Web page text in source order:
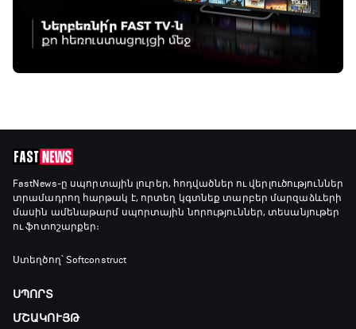
FastNews-ը սպորտային լուրեր, հոդվածներ ու վերլուծություններ
տրամադրող հարթակ է, որտեղ կգտնեք տարբեր մարզաձևերի
մասին ամենաթարմ սպորտային նորություններ, տեսանյութեր
ու ֆոտոշարքեր։
Ստեղծող՝ Softconstruct
ՍՊՈՐՏ
ՄՇԱԿՈՒՅԹ